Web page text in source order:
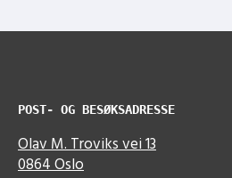
POST- OG BESØKSADRESSE
Olav M. Troviks vei 13
0864 Oslo